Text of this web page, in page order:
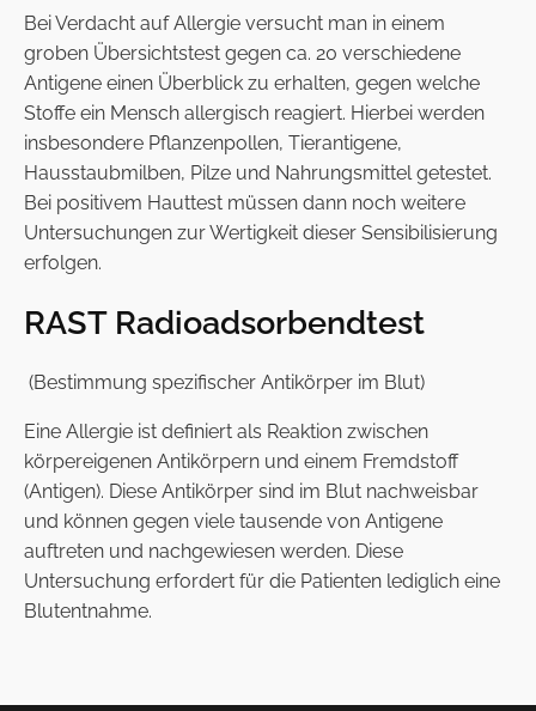
Bei Verdacht auf Allergie versucht man in einem
groben Übersichtstest gegen ca. 20 verschiedene
Antigene einen Überblick zu erhalten, gegen welche
Stoffe ein Mensch allergisch reagiert. Hierbei werden
insbesondere Pflanzenpollen, Tierantigene,
Hausstaubmilben, Pilze und Nahrungsmittel getestet.
Bei positivem Hauttest müssen dann noch weitere
Untersuchungen zur Wertigkeit dieser Sensibilisierung
erfolgen.
RAST Radioadsorbendtest
(Bestimmung spezifischer Antikörper im Blut)
Eine Allergie ist definiert als Reaktion zwischen
körpereigenen Antikörpern und einem Fremdstoff
(Antigen). Diese Antikörper sind im Blut nachweisbar
und können gegen viele tausende von Antigene
auftreten und nachgewiesen werden. Diese
Untersuchung erfordert für die Patienten lediglich eine
Blutentnahme.